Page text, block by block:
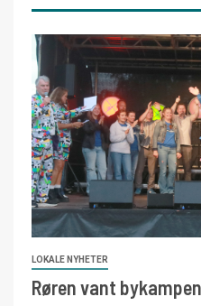
LOKALE NYHETER
Røren vant